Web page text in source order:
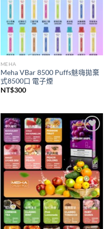
MEHA
Meha VBar 8500 Puffs魅嗨拋棄
式8500口 電子煙
NT$300
Add to
wishlist